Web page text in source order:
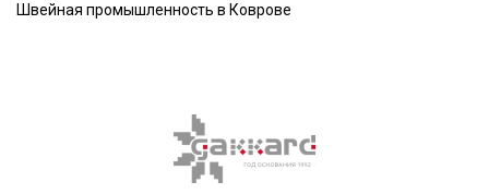
Швейная промышленность в Коврове